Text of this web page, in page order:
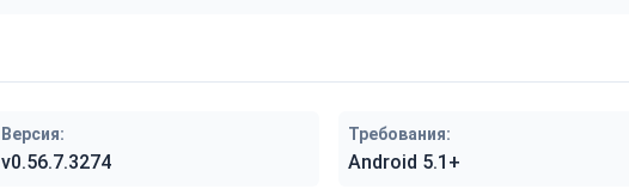
Версия:
v0.56.7.3274
Требования:
Android 5.1+